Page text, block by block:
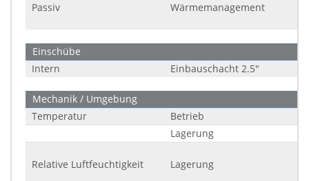
Passiv Wärmemanagement
Einschübe
Intern
Einbauschacht 2.5"
Mechanik / Umgebung
Temperatur
Betrieb
Lagerung
Relative Luftfeuchtigkeit Lagerung